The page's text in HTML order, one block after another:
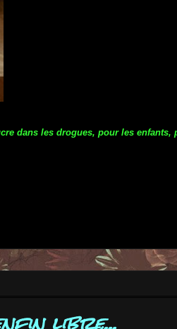
dans les drogues, pour les enfants,